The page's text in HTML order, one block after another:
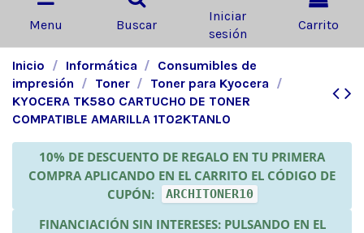
Menu Buscar
Iniciar
sesión
Carrito
Inicio Informática
Consumibles de
impresión
Toner
Toner para Kyocera
KYOCERA TK580 CARTUCHO DE TONER
COMPATIBLE AMARILLA 1T02KTANL0
10% DE DESCUENTO DE REGALO EN TU PRIMERA
COMPRA APLICANDO EN EL CARRITO EL CÓDIGO DE
CUPÓN:
ARCHITONER10
FINANCIACIÓN SIN INTERESES: PULSANDO EN EL